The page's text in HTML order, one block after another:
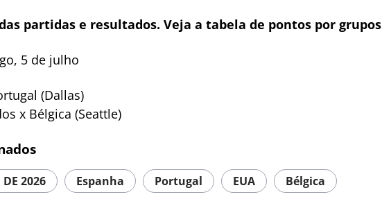
partidas e resultados. Veja a tabela de pontos por grupos
5 de julho
(Dallas)
x Bélgica (Seattle)
2026 Espanha Portugal EUA Bélgica